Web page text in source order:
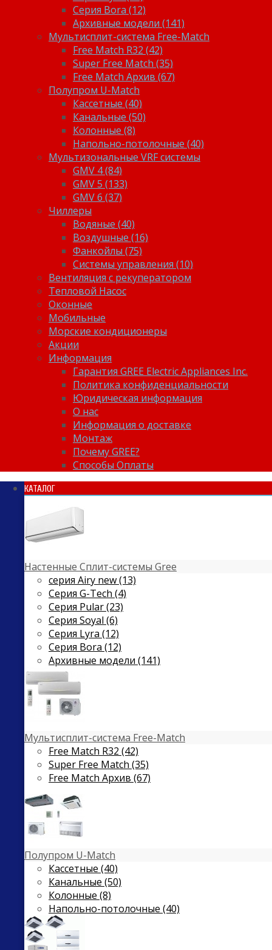
Серия Bora (12)
Архивные модели (141)
Мультисплит-система Free-Match
Free Match R32 (42)
Super Free Match (35)
Free Match Архив (67)
Полупром U-Match
Кассетные (40)
Канальные (50)
Колонные (8)
Напольно-потолочные (40)
Мультизональные VRF системы
GMV 4 (84)
GMV 5 (133)
GMV 6 (37)
Чиллеры
Водяные (40)
Воздушные (16)
Фанкойлы (75)
Системы управления (10)
Вентиляция с рекуператором
Тепловой Насос
Оконные
Мобильные
Морские кондиционеры
Акции
Информация
Гарантия GREE Electric Appliances Inc.
Политика конфиденциальности
Юридическая информация
О нас
Информация о доставке
Монтаж
Почему GREE?
Способы Оплаты
КАТАЛОГ
Настенные Сплит-системы Gree
серия Airy new (13)
Серия G-Tech (4)
Серия Pular (23)
Cерия Soyal (6)
Серия Lyra (12)
Серия Bora (12)
Архивные модели (141)
Мультисплит-система Free-Match
Free Match R32 (42)
Super Free Match (35)
Free Match Архив (67)
Полупром U-Match
Кассетные (40)
Канальные (50)
Колонные (8)
Напольно-потолочные (40)